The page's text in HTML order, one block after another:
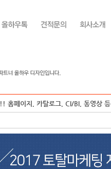
홈페이지, 카탈로그, CI/BI, 동영상 등